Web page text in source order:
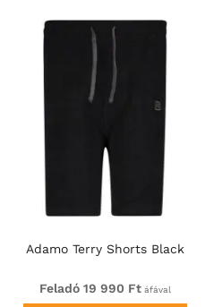
Adamo Terry Shorts Black
Feladó 19 990 Ftáfával